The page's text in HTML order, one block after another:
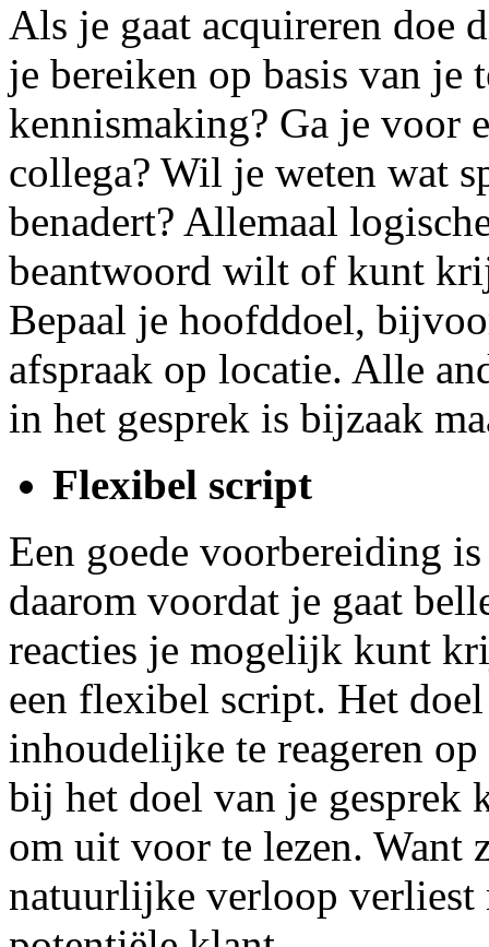
Als je gaat acquireren doe
je bereiken op basis van je
kennismaking? Ga je voor
collega? Wil je weten wat
benadert? Allemaal
beantwoord wilt of kunt
Bepaal je hoofddoel,
afspraak op locatie. Alle
in het gesprek is bijzaak
Flexibel script
Een goede voorbereiding
daarom voordat je gaat
reacties je mogelijk kunt
een flexibel script. Het
inhoudelijke te reageren
bij het doel van je gesprek
om uit voor te lezen. Want
natuurlijke verloop verliest